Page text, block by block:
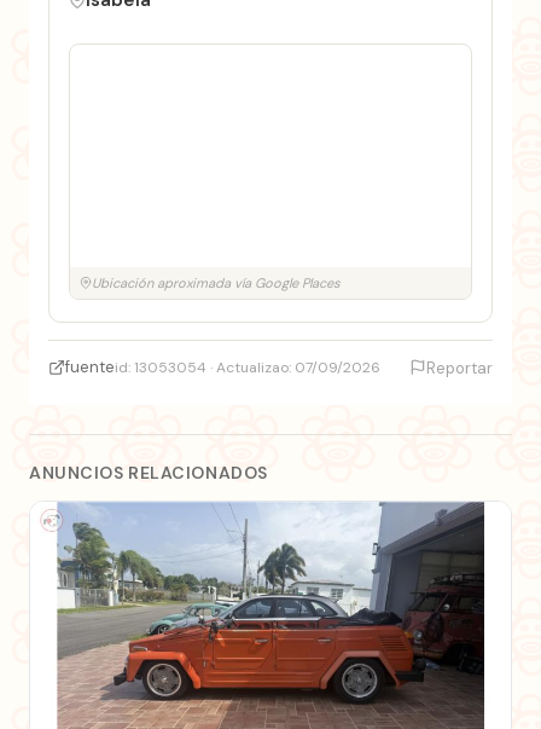
Ubicación aproximada vía Google Places
fuenteid: 13053054 · Actualizao: 07/09/2026 Reportar
ANUNCIOS RELACIONADOS